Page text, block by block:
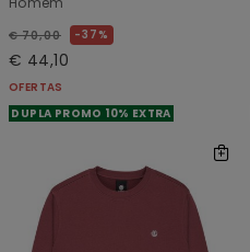
€ 70,00 37%
€ 44,10
OFERTAS
DUPLA PROMO 10% EXTRA